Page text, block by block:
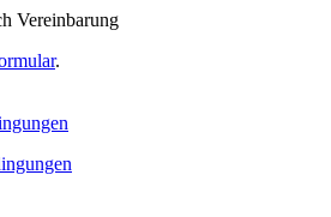
Vereinbarung
.